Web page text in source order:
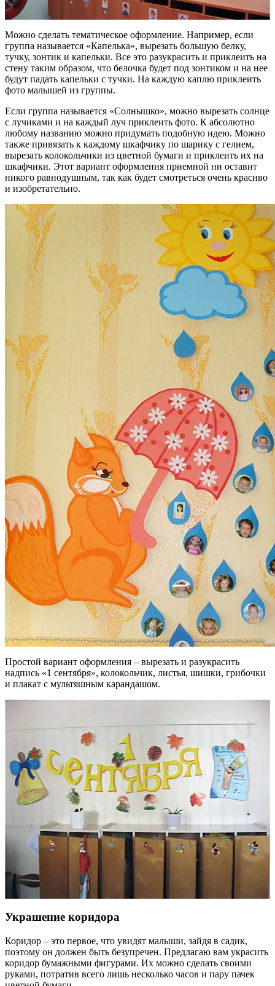
Можно сделать тематическое оформление. Например, если
группа называется «Капелька», вырезать большую белку,
тучку, зонтик и капельки. Все это разукрасить и приклеить на
стену таким образом, что белочка будет под зонтиком и на нее
будут падать капельки с тучки. На каждую каплю приклеить
фото малышей из группы.
Если группа называется «Солнышко», можно вырезать солнце
с лучиками и на каждый луч приклеить фото. К абсолютно
любому названию можно придумать подобную идею. Можно
также привязать к каждому шкафчику по шарику с гелием,
вырезать колокольчики из цветной бумаги и приклеить их на
шкафчики. Этот вариант оформления приемной ни оставит
никого равнодушным, так как будет смотреться очень красиво
и изобретательно.
Простой вариант оформления – вырезать и разукрасить
надпись «1 сентября», колокольчик, листья, шишки, грибочки
Украшение коридора
Коридор – это первое, что увидят малыши, зайдя в садик,
поэтому он должен быть безупречен. Предлагаю вам украсить